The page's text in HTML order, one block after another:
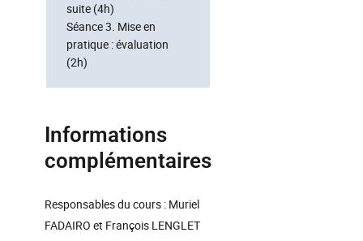
suite (4h)
Séance 3. Mise en
pratique : évaluation
(2h)
Informations
complémentaires
Responsables du cours : Muriel
FADAIRO et François LENGLET